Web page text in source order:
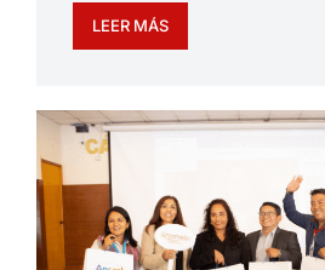
LEER MÁS